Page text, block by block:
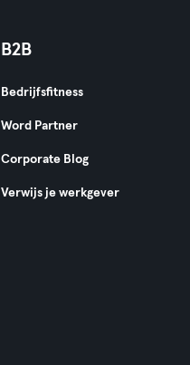
B2B
Bedrijfsfitness
Word Partner
Corporate Blog
Verwijs je werkgever